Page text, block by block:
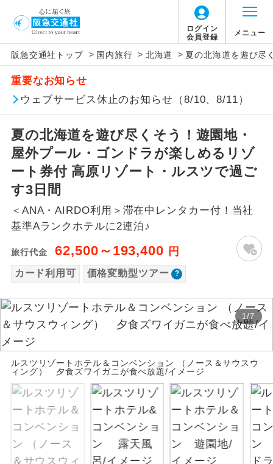
ログイン
会員登録
メニュー
阪急交通社トップ > 国内旅行 > 北海道 > 夏の北海道を遊び尽
重要なお知らせ
ウェブサービス休止のお知らせ（8/10、8/11）
夏の北海道を遊び尽くそう！遊園地・
屋外プール・ゴンドラが楽しめるリゾ
ート券付 高原リゾート・ルスツで過ご
す3日間
＜ANA・AIRDO利用＞滞在中レンタカー付！当社
基準Aランクホテルに2連泊♪
旅行代金 62,500～193,400 円
カード利用可 価格変動型ツアー
1/7
ルスツリゾートホテル＆コンベンション （ノース＆サウスウ
ィング） 夕食ズワイガニが食べ放題/イメージ
アイコン 説明
添乗員同行
往路出発空港（駅）から復路到着空港
（駅）まで同行します。
現地添乗員同
行
現地到着空港（駅）から最終日出発空港
（駅）まで添乗員が同行します。
バスガイド乗
務
バスガイドが乗務し、車内での観光案内
新コース 初登場のコースです。
世界遺産
ユネスコに登録されている文化遺産や自
然遺産を訪ねるコースです。
絶景スポットに立ち寄るコースです。
温泉 温泉地にも宿泊するコースです。
露天風呂
ご宿泊ホテルに露天風呂が付いていま
す。
大浴場
全食事付き
全てのお食事が付いていますので、お食
事の心配はいりません。（機内食を除
く）
「価格変動型ツアー」に関するご案内
価格変動型ツアーとは
賃」を利用したツアーです。
お申し込み時期・ご利用便の空席状況に
よって料金が変動いたします。
以下の注意事項をあらかじめご了承いただき
ますようお願いいたします。
お支払いについて
お支払いは、クレジットカード決済のみとな
ります。
お申し込みの最後にクレジットカード決済を
していただき、決済手続き完了をもちまし
て、ご旅行の契約が成立となります。
ご予約方法について
ウェブ限定コースとなりますので、コールセ
ンター及びカウンターでのお申し込みはでき
ません。